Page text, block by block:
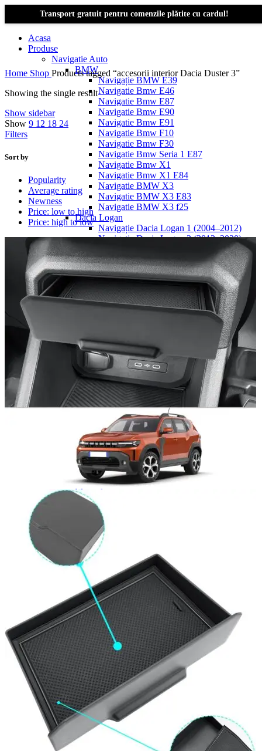
Transport gratuit pentru comenzile plătite cu cardul!
Acasa
Produse
Navigatie Auto
BMW
Navigație BMW E39
Navigatie Bmw E46
Navigatie Bmw E87
Navigatie Bmw E90
Navigatie Bmw E91
Navigatie Bmw F10
Navigatie Bmw F30
Navigatie Bmw Seria 1 E87
Navigatie Bmw X1
Navigatie Bmw X1 E84
Navigatie BMW X3
Navigatie BMW X3 E83
Navigatie BMW X3 f25
Dacia Logan
Navigație Dacia Logan 1 (2004–2012)
Navigație Dacia Logan 2 (2012–2020)
Navigație Dacia Logan 3 (2020–Prezent)
Dacia Duster
Navigatie Duster 2011
Navigatie Duster 2019
Audi
Navigatie Audi A3 8p
Navigatie Audi A4
Navigatie Audi A4 B8
Navigatie Audi A5
Navigatie Audi A6 C5
Navigatie Audi A6 C6
Navigatie Audi A6 C7
Navigatie Audi Q5
Ford
Navigație Ford Fiesta
Navigație Ford Focus 1
Navigație Ford Focus 2
Navigație Ford Focus MK3
Navigație Ford Mondeo MK3
Navigație Ford Mondeo MK4
Navigație Ford Transit
Mercedes
Navigație Mercedes C Class W204
Navigație Mercedes W203
Navigație Mercedes W204
Navigație Mercedes W211
Navigație Mercedes Sprinter
Passat
Navigație Passat B5
Navigație Passat B5 5
Navigație Passat B6
Navigație Passat B7
Navigație Passat B8
Navigație Passat CC
Skoda
Navigație Skoda Fabia 1
Navigație Skoda Fabia 2
Navigație Skoda Octavia 1
Navigație Skoda Octavia 2
Navigație Skoda Octavia 3
Navigație Skoda Rapid
Navigație Skoda Superb 1
Navigație Skoda Superb 2
Navigație Toyota Avensis T25
Portbagaj Plafon Auto
Home Shop Products tagged “accesorii interior Dacia Duster 3”
Showing the single result
Show sidebar
Show 9 12 18 24
Filters
Sort by
Popularity
Average rating
Newness
Price: low to high
Price: high to low